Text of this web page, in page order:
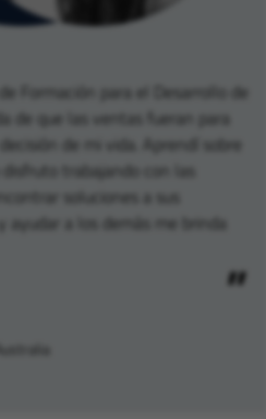
Formación para el Desarrollo de
de que las ventas fueran para
de mi vida. Aprendí sobre
trabajando con las
soluciones a sus
ayudar a los demás me brinda